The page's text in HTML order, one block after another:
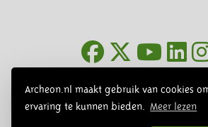
Archeon.nl maakt gebruik van cookies
ervaring te kunnen bieden.
Meer lezen